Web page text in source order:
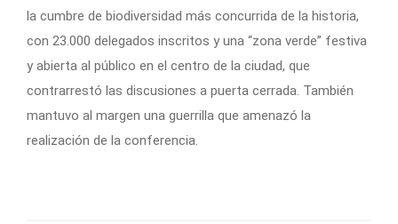
la cumbre de biodiversidad más concurrida de la historia,
con 23.000 delegados inscritos y una “zona verde” festiva
y abierta al público en el centro de la ciudad, que
contrarrestó las discusiones a puerta cerrada. También
mantuvo al margen una guerrilla que amenazó la
realización de la conferencia.